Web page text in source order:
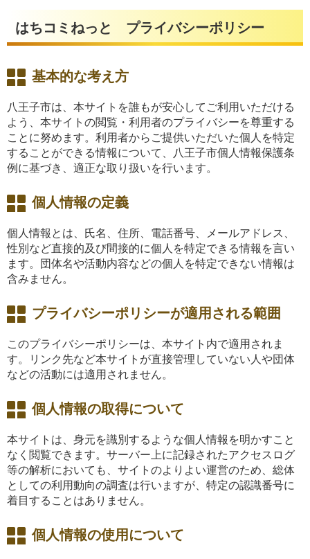
はちコミねっと プライバシーポリシー
基本的な考え方
八王子市は、本サイトを誰もが安心してご利用いただける
よう、本サイトの閲覧・利用者のプライバシーを尊重する
ことに努めます。利用者からご提供いただいた個人を特定
することができる情報について、八王子市個人情報保護条
例に基づき、適正な取り扱いを行います。
個人情報の定義
個人情報とは、氏名、住所、電話番号、メールアドレス、
性別など直接的及び間接的に個人を特定できる情報を言い
ます。団体名や活動内容などの個人を特定できない情報は
含みません。
プライバシーポリシーが適用される範囲
このプライバシーポリシーは、本サイト内で適用されま
す。リンク先など本サイトが直接管理していない人や団体
などの活動には適用されません。
個人情報の取得について
本サイトは、身元を識別するような個人情報を明かすこと
なく閲覧できます。サーバー上に記録されたアクセスログ
等の解析においても、サイトのよりよい運営のため、総体
としての利用動向の調査は行いますが、特定の認識番号に
着目することはありません。
個人情報の使用について